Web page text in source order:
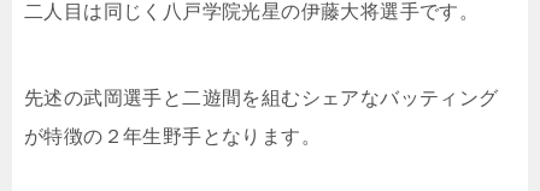
二人目は同じく八戸学院光星の伊藤大将選手です。
先述の武岡選手と二遊間を組むシェアなバッティング
が特徴の２年生野手となります。